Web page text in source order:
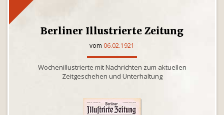
Berliner Illustrierte Zeitung
vom 06.02.1921
Wochenillustrierte mit Nachrichten zum aktuellen
Zeitgeschehen und Unterhaltung